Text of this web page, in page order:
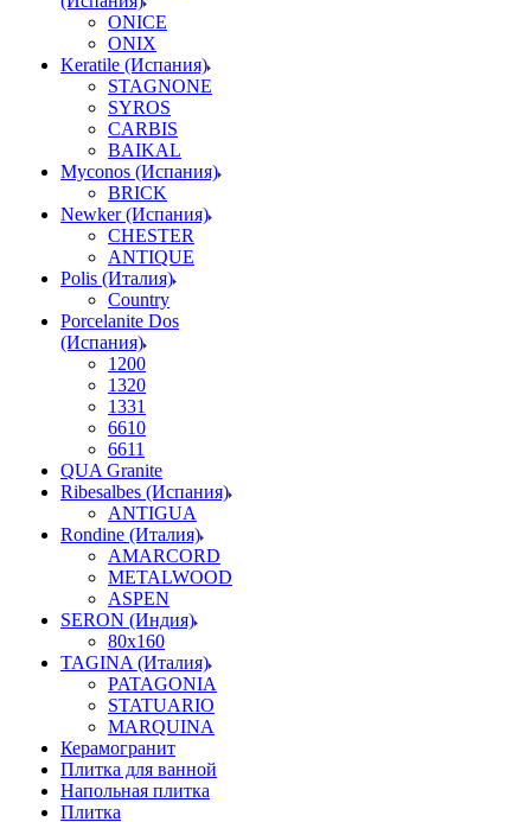
ONICE
ONIX
Keratile (Испания)
STAGNONE
SYROS
CARBIS
BAIKAL
Myconos (Испания)
BRICK
Newker (Испания)
CHESTER
ANTIQUE
Polis (Италия)
Country
Porcelanite Dos
(Испания)
1200
1320
1331
6610
6611
QUA Granite
Ribesalbes (Испания)
ANTIGUA
Rondine (Италия)
AMARCORD
METALWOOD
ASPEN
SERON (Индия)
80x160
TAGINA (Италия)
PATAGONIA
STATUARIO
MARQUINA
Керамогранит
Плитка для ванной
Напольная плитка
Плитка